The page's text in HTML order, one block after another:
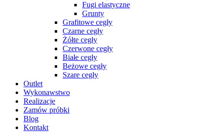
Fugi elastyczne
Grunty
Grafitowe cegły
Czarne cegły
Żółte cegły
Czerwone cegły
Białe cegły
Beżowe cegły
Szare cegły
Outlet
Wykonawstwo
Realizacje
Zamów próbki
Blog
Kontakt